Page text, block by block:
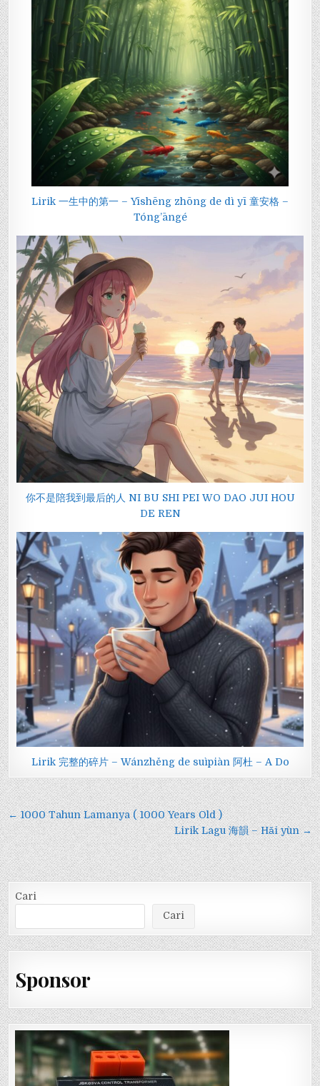
Lirik 一生中的第一 – Yīshēng zhōng de dì yī 童安格 –
Tóng’āngé
你不是陪我到最后的人 NI BU SHI PEI WO DAO JUI HOU
DE REN
Lirik 完整的碎片 – Wánzhěng de suìpiàn 阿杜 – A Do
Navigasi
pos
← 1000 Tahun Lamanya ( 1000 Years Old )
Lirik Lagu 海韻 – Hǎi yùn →
Cari
Cari
Sponsor